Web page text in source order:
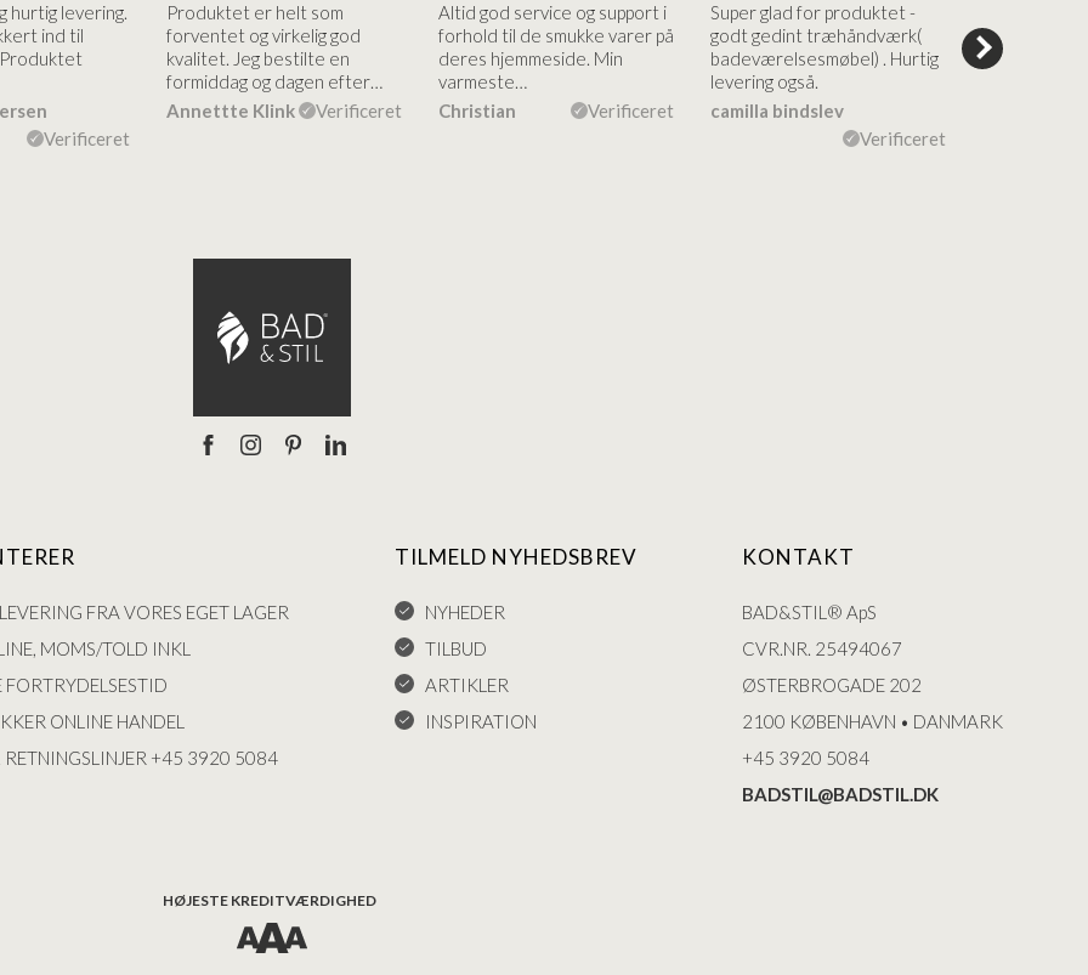
hurtig levering.
ind til
Verificeret
Produktet er helt som
forventet og virkelig god
kvalitet. Jeg bestilte en
formiddag og dagen efter…
Annettte Klink
Verificeret
Altid god service og support i
forhold til de smukke varer på
deres hjemmeside. Min
varmeste…
Christian
Verificeret
Super glad for produktet -
godt gedint træhåndværk(
badeværelsesmøbel) . Hurtig
levering også.
camilla bindslev
Verificeret
forståelig
nem
FRA VORES EGET LAGER
MOMS/TOLD INKL
ONLINE HANDEL
+45 3920 5084
TILMELD NYHEDSBREV
NYHEDER
TILBUD
ARTIKLER
INSPIRATION
KONTAKT
BAD&STIL® ApS
CVR.NR. 25494067
ØSTERBROGADE 202
2100 KØBENHAVN • DANMARK
+45 3920 5084
BADSTIL@BADSTIL.DK
HØJESTE KREDITVÆRDIGHED